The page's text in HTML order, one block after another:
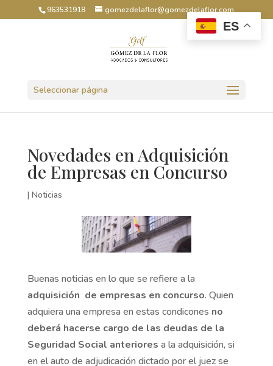
963531918 gomezdelaflor@gomezdelaflor.com
Seleccionar página
Novedades en Adquisición
de Empresas en Concurso
| Noticias
Buenas noticias en lo que se refiere a la
adquisición de empresas en concurso. Quien
adquiera una empresa en estas condicones no
deberá hacerse cargo de las deudas de la
Seguridad Social anteriores a la adquisición, si
en el auto de adjudicación dictado por el juez se
ES